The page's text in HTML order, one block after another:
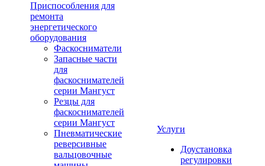
Приспособления для
ремонта
энергетического
оборудования
Фаскосниматели
Запасные части
для
фаскоснимателей
серии Мангуст
Резцы для
фаскоснимателей
серии Мангуст
Пневматические
реверсивные
вальцовочные
Услуги
Доустановка
регулировки